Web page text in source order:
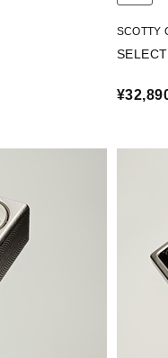
SCOTTY